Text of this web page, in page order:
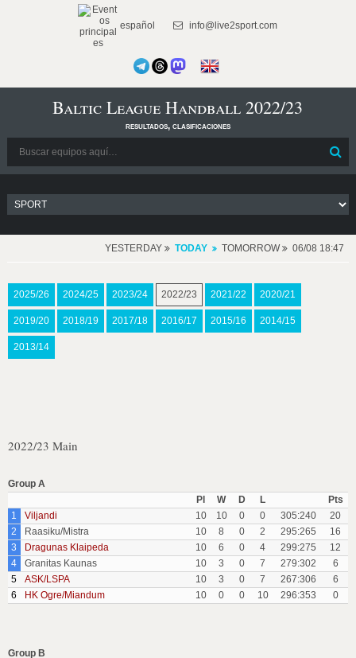
español info@live2sport.com
Baltic League Handball 2022/23
resultados, clasificaciones
YESTERDAY TODAY TOMORROW 06/08 18:47
2025/26 2024/25 2023/24 2022/23 2021/22 2020/21
2019/20 2018/19 2017/18 2016/17 2015/16 2014/15
2013/14
2022/23 Main
Group A
Pl
W D L
Pts
1
Viljandi 10 10 0 0 305:240
20
2
Raasiku/Mistra 10 8 0 2 295:265
16
3
Dragunas Klaipeda 10 6 0 4 299:275
12
4
Granitas Kaunas 10 3 0 7 279:302
6
5
ASK/LSPA 10 3 0 7 267:306
6
6
HK Ogre/Miandum 10 0 0 10 296:353 0
Group B